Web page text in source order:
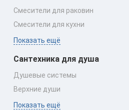
Смесители для раковин
Смесители для кухни
Показать ещё
Сантехника для душа
Душевые системы
Верхние души
Показать ещё